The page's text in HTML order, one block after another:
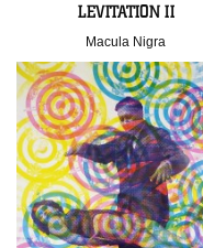
LEVITATION II
Macula Nigra